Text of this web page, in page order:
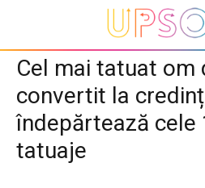
Cel mai tatuat om
convertit la
îndepărtează cele
tatuaje